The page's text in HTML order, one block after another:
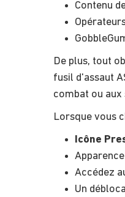
Contenu
De plus, tout
fusil d'assaut
combat ou aux
Lorsque vous
Icône
Accédez
Un